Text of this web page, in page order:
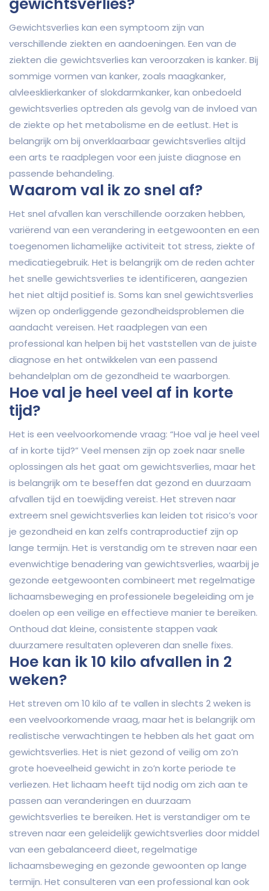
Gewichtsverlies kan een symptoom zijn van
verschillende ziekten en aandoeningen. Een van de
ziekten die gewichtsverlies kan veroorzaken is kanker. Bij
sommige vormen van kanker, zoals maagkanker,
alvleesklierkanker of slokdarmkanker, kan onbedoeld
gewichtsverlies optreden als gevolg van de invloed van
de ziekte op het metabolisme en de eetlust. Het is
belangrijk om bij onverklaarbaar gewichtsverlies altijd
een arts te raadplegen voor een juiste diagnose en
passende behandeling.
Waarom val ik zo snel af?
Het snel afvallen kan verschillende oorzaken hebben,
variërend van een verandering in eetgewoonten en een
toegenomen lichamelijke activiteit tot stress, ziekte of
medicatiegebruik. Het is belangrijk om de reden achter
het snelle gewichtsverlies te identificeren, aangezien
het niet altijd positief is. Soms kan snel gewichtsverlies
wijzen op onderliggende gezondheidsproblemen die
aandacht vereisen. Het raadplegen van een
professional kan helpen bij het vaststellen van de juiste
diagnose en het ontwikkelen van een passend
behandelplan om de gezondheid te waarborgen.
Hoe val je heel veel af in korte
tijd?
Het is een veelvoorkomende vraag: “Hoe val je heel veel
af in korte tijd?” Veel mensen zijn op zoek naar snelle
oplossingen als het gaat om gewichtsverlies, maar het
is belangrijk om te beseffen dat gezond en duurzaam
afvallen tijd en toewijding vereist. Het streven naar
extreem snel gewichtsverlies kan leiden tot risico’s voor
je gezondheid en kan zelfs contraproductief zijn op
lange termijn. Het is verstandig om te streven naar een
evenwichtige benadering van gewichtsverlies, waarbij je
gezonde eetgewoonten combineert met regelmatige
lichaamsbeweging en professionele begeleiding om je
doelen op een veilige en effectieve manier te bereiken.
Onthoud dat kleine, consistente stappen vaak
duurzamere resultaten opleveren dan snelle fixes.
Hoe kan ik 10 kilo afvallen in 2
weken?
Het streven om 10 kilo af te vallen in slechts 2 weken is
een veelvoorkomende vraag, maar het is belangrijk om
realistische verwachtingen te hebben als het gaat om
gewichtsverlies. Het is niet gezond of veilig om zo’n
grote hoeveelheid gewicht in zo’n korte periode te
verliezen. Het lichaam heeft tijd nodig om zich aan te
passen aan veranderingen en duurzaam
gewichtsverlies te bereiken. Het is verstandiger om te
streven naar een geleidelijk gewichtsverlies door middel
van een gebalanceerd dieet, regelmatige
lichaamsbeweging en gezonde gewoonten op lange
termijn. Het consulteren van een professional kan ook